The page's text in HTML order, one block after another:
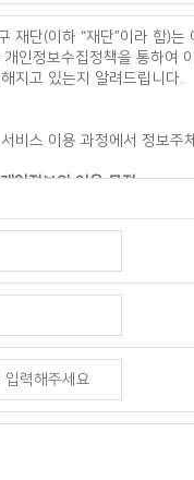
재단(이하 “재단”이라 함)
개인정보수집정책을 통하여
지고 있는지 알려드립니다.
비스 이용 과정에서 정보주
인정보의 이용 목적
폰전화
용기간
한 개인정보를 문의 접수 종
보관할 수 있습니다.)